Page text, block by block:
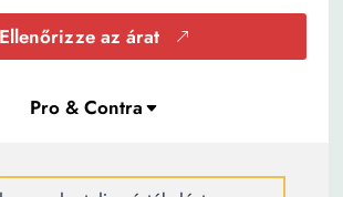
Ellenőrizze az árat